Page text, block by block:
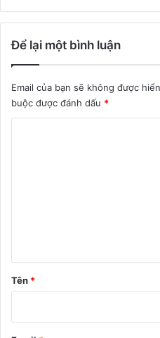
Để lại một bình luận
Email của bạn sẽ không được
buộc được đánh dấu *
n
Tên *